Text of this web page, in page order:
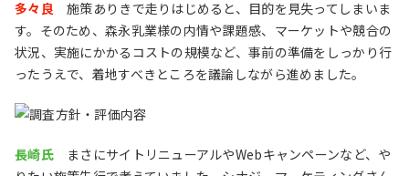
多々良 施策ありきで走りはじめると、目的を見失ってしまいま
す。そのため、森永乳業様の内情や課題感、マーケットや競合の
状況、実施にかかるコストの規模など、事前の準備をしっかり行
ったうえで、着地すべきところを議論しながら進めました。
長崎氏まさにサイトリニューアルやWebキャンペーンなど、や